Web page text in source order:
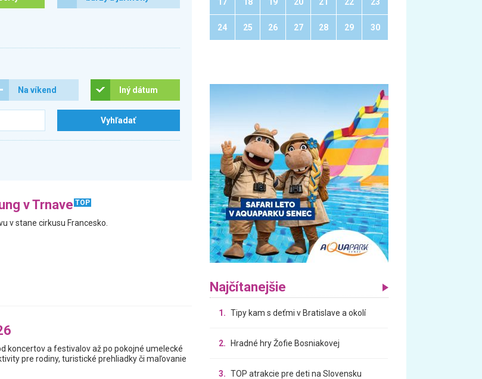
Na víkend Iný dátum
v Trnave TOP
v stane cirkusu Francesko.
koncertov a festivalov až po pokojné umelecké
pre rodiny, turistické prehliadky či maľovanie
24 25 26 27 28 29 30
Najčítanejšie
1. Tipy kam s deťmi v Bratislave a okolí
2. Hradné hry Žofie Bosniakovej
3. TOP atrakcie pre deti na Slovensku